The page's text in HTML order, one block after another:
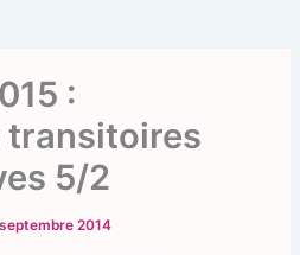
:
5/2
2014